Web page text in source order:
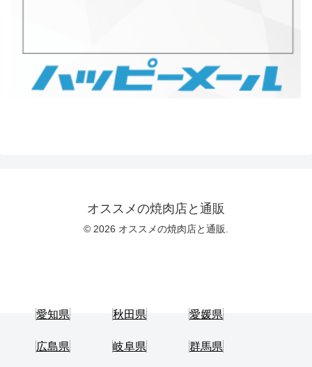
オススメの焼肉店と通販
© 2026 オススメの焼肉店と通販.
愛知県 秋田県 愛媛県
広島県 岐阜県 群馬県